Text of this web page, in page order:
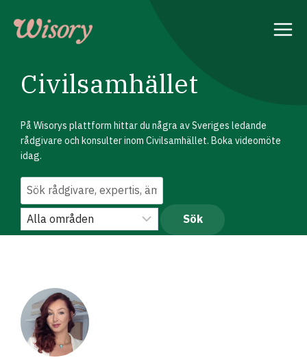
content
Civilsamhället
På Wisorys plattform hittar du några av Sveriges ledande
rådgivare och konsulter inom Civilsamhället. Boka videomöte
idag.